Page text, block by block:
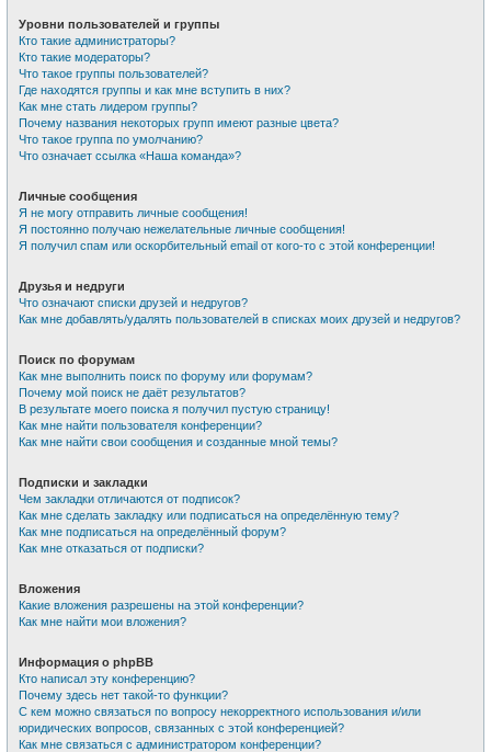
Уровни пользователей и группы
Кто такие администраторы?
Кто такие модераторы?
Что такое группы пользователей?
Где находятся группы и как мне вступить в них?
Как мне стать лидером группы?
Почему названия некоторых групп имеют разные цвета?
Что такое группа по умолчанию?
Что означает ссылка «Наша команда»?
Личные сообщения
Я не могу отправить личные сообщения!
Я постоянно получаю нежелательные личные сообщения!
Я получил спам или оскорбительный email от кого-то с этой конференции!
Друзья и недруги
Что означают списки друзей и недругов?
Как мне добавлять/удалять пользователей в списках моих друзей и недругов?
Поиск по форумам
Как мне выполнить поиск по форуму или форумам?
Почему мой поиск не даёт результатов?
В результате моего поиска я получил пустую страницу!
Как мне найти пользователя конференции?
Как мне найти свои сообщения и созданные мной темы?
Подписки и закладки
Чем закладки отличаются от подписок?
Как мне сделать закладку или подписаться на определённую тему?
Как мне подписаться на определённый форум?
Как мне отказаться от подписки?
Вложения
Какие вложения разрешены на этой конференции?
Как мне найти мои вложения?
Информация о phpBB
Кто написал эту конференцию?
Почему здесь нет такой-то функции?
С кем можно связаться по вопросу некорректного использования и/или
юридических вопросов, связанных с этой конференцией?
Как мне связаться с администратором конференции?